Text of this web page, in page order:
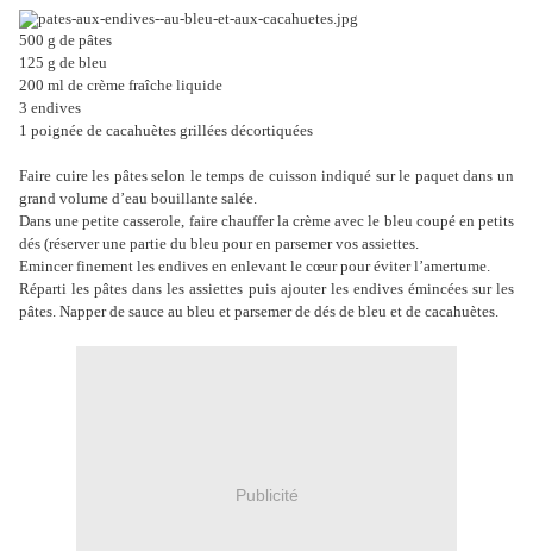
500 g de pâtes
125 g de bleu
200 ml de crème fraîche liquide
3 endives
1 poignée de cacahuètes grillées décortiquées
Faire cuire les pâtes selon le temps de cuisson indiqué sur le paquet dans un
grand volume d’eau bouillante salée.
Dans une petite casserole, faire chauffer la crème avec le bleu coupé en petits
dés (réserver une partie du bleu pour en parsemer vos assiettes.
Emincer finement les endives en enlevant le cœur pour éviter l’amertume.
Réparti les pâtes dans les assiettes puis ajouter les endives émincées sur les
pâtes. Napper de sauce au bleu et parsemer de dés de bleu et de cacahuètes.
Publicité